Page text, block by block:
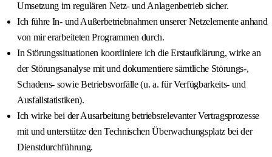
Umsetzung im regulären Netz‐ und Anlagenbetrieb sicher.
Ich führe In- und Außerbetriebnahmen unserer Netzelemente anhand
von mir erarbeiteten Programmen durch.
In Störungssituationen koordiniere ich die Erstaufklärung, wirke an
der Störungsanalyse mit und dokumentiere sämtliche Störungs-,
Schadens- sowie Betriebsvorfälle (u. a. für Verfügbarkeits- und
Ausfallstatistiken).
Ich wirke bei der Ausarbeitung betriebsrelevanter Vertragsprozesse
mit und unterstütze den Technischen Überwachungsplatz bei der
Dienstdurchführung.